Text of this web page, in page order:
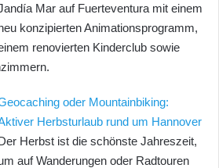
Mar auf Fuerteventura mit einem
konzipierten Animationsprogramm,
renovierten Kinderclub sowie
oder Mountainbiking:
Herbsturlaub rund um Hannover
Herbst ist die schönste Jahreszeit,
auf Wanderungen oder Radtouren